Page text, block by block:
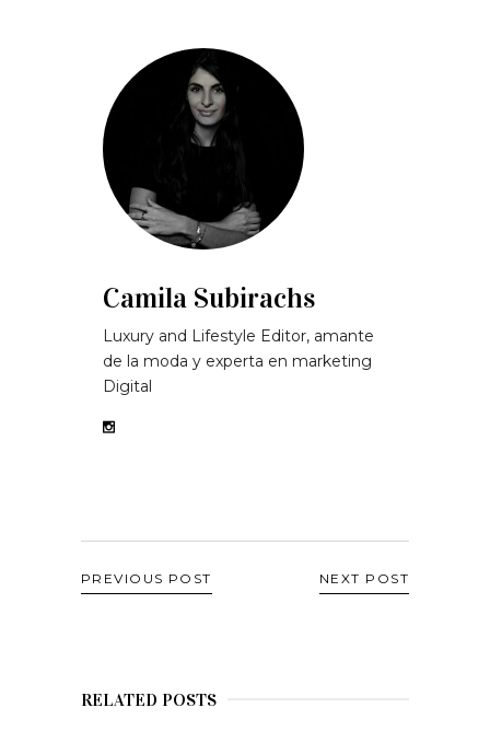
Camila Subirachs
Luxury and Lifestyle Editor, amante
de la moda y experta en marketing
Digital
PREVIOUS POST NEXT POST
RELATED POSTS